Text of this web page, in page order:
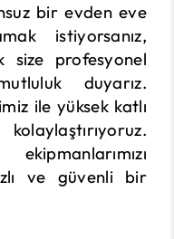
bir evden eve
istiyorsanız,
size profesyonel
duyarız.
ile yüksek katlı
ve güvenli bir